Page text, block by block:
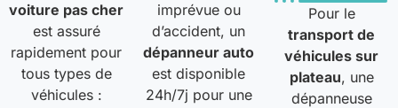
voiture pas cher
est assuré
rapidement pour
tous types de
véhicules :
imprévue ou
d’accident, un
dépanneur auto
est disponible
24h/7j pour une
Pour le
transport de
véhicules sur
plateau, une
dépanneuse